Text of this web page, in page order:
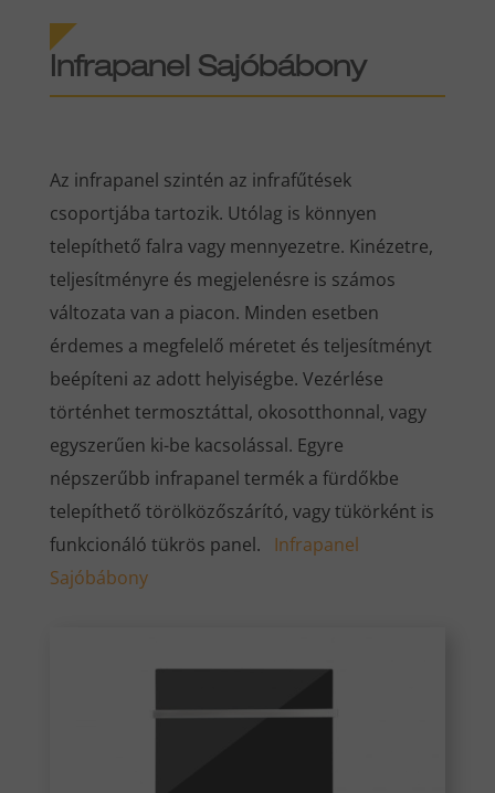
Infrapanel Sajóbábony
Az infrapanel szintén az infrafűtések
csoportjába tartozik. Utólag is könnyen
telepíthető falra vagy mennyezetre. Kinézetre,
teljesítményre és megjelenésre is számos
változata van a piacon. Minden esetben
érdemes a megfelelő méretet és teljesítményt
beépíteni az adott helyiségbe. Vezérlése
történhet termosztáttal, okosotthonnal, vagy
egyszerűen ki-be kacsolással. Egyre
népszerűbb infrapanel termék a fürdőkbe
telepíthető törölközőszárító, vagy tükörként is
funkcionáló tükrös panel. Infrapanel
Sajóbábony